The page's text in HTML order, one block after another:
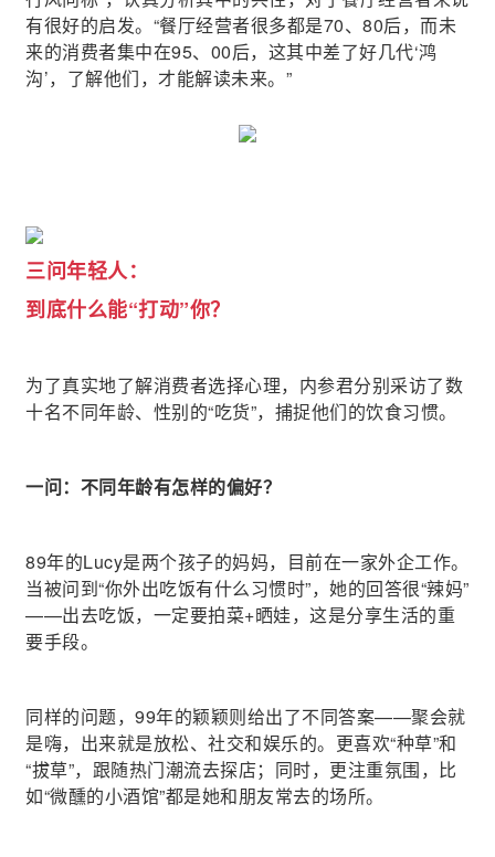
有很好的启发。“餐厅经营者很多都是70、80后，而未
来的消费者集中在95、00后，这其中差了好几代‘鸿
沟’，了解他们，才能解读未来。”
三问年轻人：
到底什么能“打动”你？
为了真实地了解消费者选择心理，内参君分别采访了数
十名不同年龄、性别的“吃货”，捕捉他们的饮食习惯。
一问：不同年龄有怎样的偏好？
89年的Lucy是两个孩子的妈妈，目前在一家外企工作。
当被问到“你外出吃饭有什么习惯时”，她的回答很“辣妈”
——出去吃饭，一定要拍菜+晒娃，这是分享生活的重
要手段。
同样的问题，99年的颖颖则给出了不同答案——聚会就
是嗨，出来就是放松、社交和娱乐的。更喜欢“种草”和
“拔草”，跟随热门潮流去探店；同时，更注重氛围，比
如“微醺的小酒馆”都是她和朋友常去的场所。